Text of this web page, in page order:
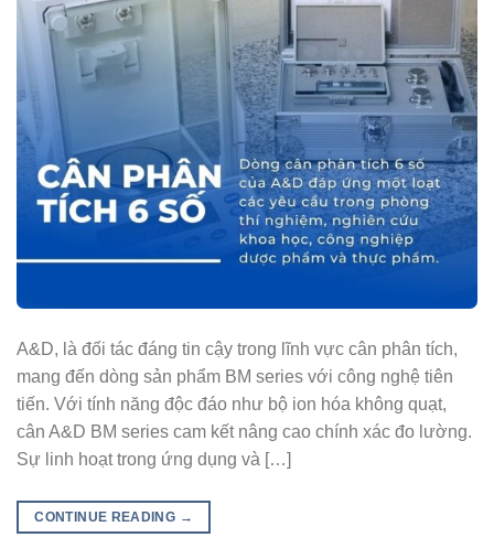
A&D, là đối tác đáng tin cậy trong lĩnh vực cân phân tích,
mang đến dòng sản phẩm BM series với công nghệ tiên
tiến. Với tính năng độc đáo như bộ ion hóa không quạt,
cân A&D BM series cam kết nâng cao chính xác đo lường.
Sự linh hoạt trong ứng dụng và […]
CONTINUE READING →